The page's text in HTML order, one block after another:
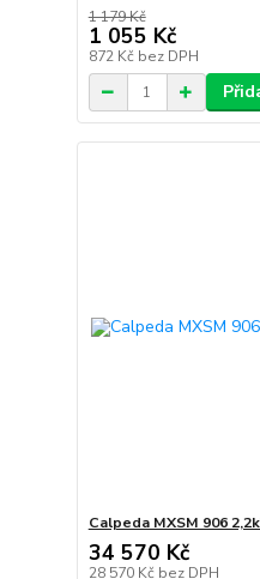
1 179 Kč
1 055 Kč
872 Kč bez DPH
Calpeda MXSM 906
34 570 Kč
28 570 Kč bez DPH